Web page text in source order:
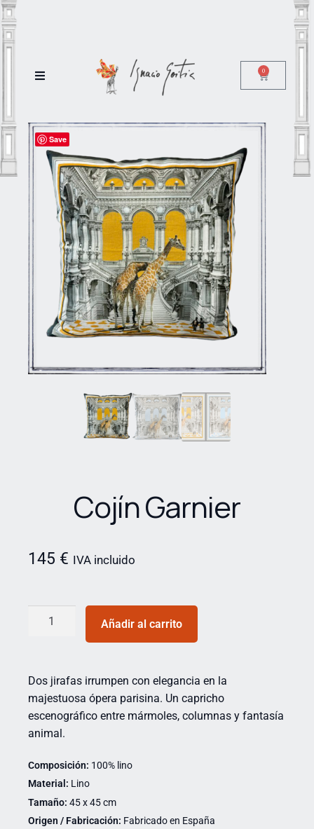
0
Save
Cojín Garnier
145 € IVA incluido
Añadir al carrito
Dos jirafas irrumpen con elegancia en la
majestuosa ópera parisina. Un capricho
escenográfico entre mármoles, columnas y fantasía
animal.
Composición: 100% lino
Material: Lino
Tamaño: 45 x 45 cm
Origen / Fabricación: Fabricado en España